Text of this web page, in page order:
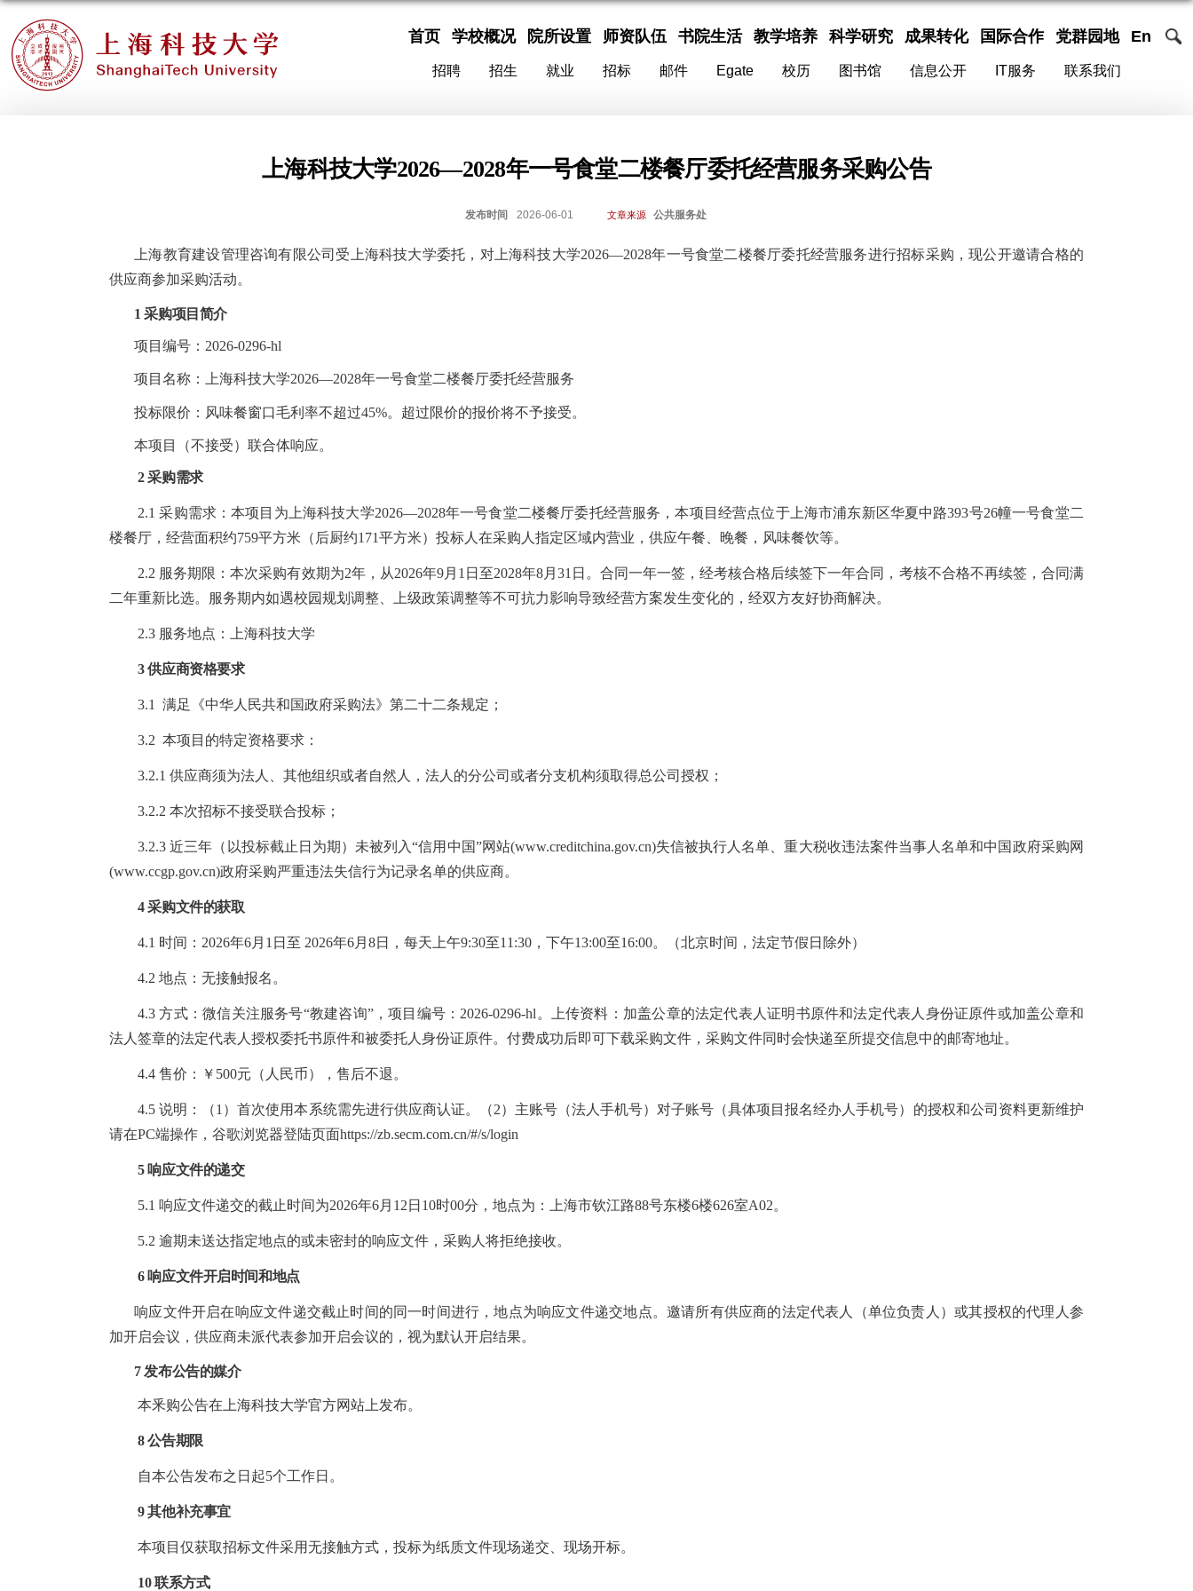
首页 学校概况 院所设置 师资队伍 书院生活 教学培养 科学研究 成果转化 国际合作 党群园地 En
招聘 招生 就业 招标 邮件 Egate 校历 图书馆 信息公开 IT服务 联系我们
上海科技大学2026—2028年一号食堂二楼餐厅委托经营服务采购公告
发布时间 2026-06-01 文章来源 公共服务处
上海教育建设管理咨询有限公司受上海科技大学委托，对上海科技大学2026—2028年一号食堂二楼餐厅委托经营服务进行招标采购，现公开邀请合格的
供应商参加采购活动。
1 采购项目简介
项目编号：2026-0296-hl
项目名称： 上海科技大学2026—2028年一号食堂二楼餐厅委托经营服务
投标限价： 风味餐窗口毛利率不超过45%。超过限价的报价将不予接受。
本项目（不接受）联合体响应。
2 采购需求
2.1 采购需求：本项目为上海科技大学2026—2028年一号食堂二楼餐厅委托经营服务，本项目经营点位于上海市浦东新区华夏中路393号26幢一号食堂二
楼餐厅，经营面积约759平方米（后厨约171平方米）投标人在采购人指定区域内营业，供应午餐、晚餐，风味餐饮等。
2.2 服务期限 ：本次采购有效期为2年，从2026年9月1日至2028年8月31日。合同一年一签，经考核合格后续签下一年合同，考核不合格不再续签，合同满
二年重新比选。服务期内如遇校园规划调整、上级政策调整等不可抗力影响导致经营方案发生变化的，经双方友好协商解决。
2.3 服务地点 ： 上海科技大学
3 供应商资格要求
3.1满足《中华人民共和国政府采购法》第二十二条规定；
3.2本项目的特定资格要求：
3.2.1 供应商须为法人、其他组织或者自然人，法人的分公司或者分支机构须取得总公司授权；
3.2.2 本次招标不接受联合投标；
3.2.3 近三年（以投标截止日为期）未被列入“信用中国”网站(www.creditchina.gov.cn)失信被执行人名单、重大税收违法案件当事人名单和中国政府采购网
(www.ccgp.gov.cn)政府采购严重违法失信行为记录名单的供应商。
4 采购文件的获取
4.1 时间：2026年6月 1 日至 2026年6月8日，每天上午9:30至11:30，下午13:00至16:00。（北京时间，法定节假日除外）
4.2 地点：无接触报名。
4.3 方式：微信关注服务号“教建咨询”，项目编号： 2026-0296-hl 。上传资料：加盖公章的法定代表人证明书原件和法定代表人身份证原件或加盖公章和
法人签章的法定代表人授权委托书原件和被委托人身份证原件。付费成功后即可下载采购文件，采购文件同时会快递至所提交信息中的邮寄地址。
4.4 售价：￥ 500元（人民币），售后不退。
4.5 说明：（1）首次使用本系统需先进行供应商认证。（2）主账号（法人手机号）对子账号（具体项目报名经办人手机号）的授权和公司资料更新维护
请在PC端操作，谷歌浏览器登陆页面https://zb.secm.com.cn/#/s/login
5 响应文件的递交
5.1 响应文件递交的截止时间为2026年6月 12 日 10时00分 ，地点为：上海市钦江路88号东楼6楼626室A02。
5.2 逾期未送达指定地点的或未密封的响应文件，采购人将拒绝接收。
6 响应文件开启时间和地点
响应文件开启在响应文件递交截止时间的同一时间进行，地点为响应文件递交地点。邀请所有供应商的法定代表人（单位负责人）或其授权的代理人参
加开启会议，供应商未派代表参加开启会议的，视为默认开启结果。
7 发布公告的媒介
本釆购公告在 上海科技大学官方网站 上发布。
8 公告期限
自本公告发布之日起5个工作日。
9其他补充事宜
本项目仅获取招标文件采用无接触方式，投标为纸质文件现场递交、现场开标。
10 联系方式